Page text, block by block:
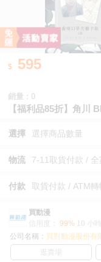
595
銷量 : 0
【福利品85折】角川
選擇 選擇商品數量
物流
付款 取貨付款 / ATM
買動漫
信用度：
99% 10 小
公司名稱： 買對動漫股份有
逛賣場